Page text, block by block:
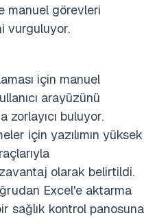
manuel görevleri
vurguluyor.
için manuel
arayüzünü
zorlayıcı buluyor.
için yazılımın yüksek
olarak belirtildi.
Excel'e aktarma
sağlık kontrol panosuna